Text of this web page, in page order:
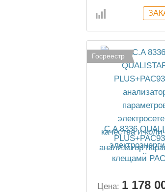
Госреестр
C.A 8336
анализатор
электросетей,
клещами
Цена: 1 178